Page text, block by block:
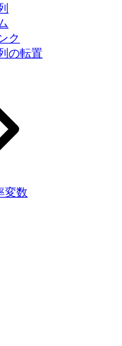
ク
の転置
変数